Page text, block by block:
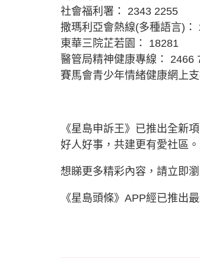
社會福利署： 2343 2255
撒瑪利亞會熱線(多種語言)：
東華三院芷若園： 18281
醫管局精神健康專線： 2466
賽馬會青少年情緒健康網上
《星島申訴王》已推出全新
好人好事，共建更有愛社區
想睇更多精彩內容，請立即
《星島頭條》APP經已推出